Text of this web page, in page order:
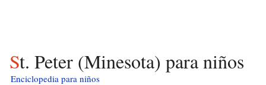
St. Peter (Minesota) para niños
Enciclopedia para niños